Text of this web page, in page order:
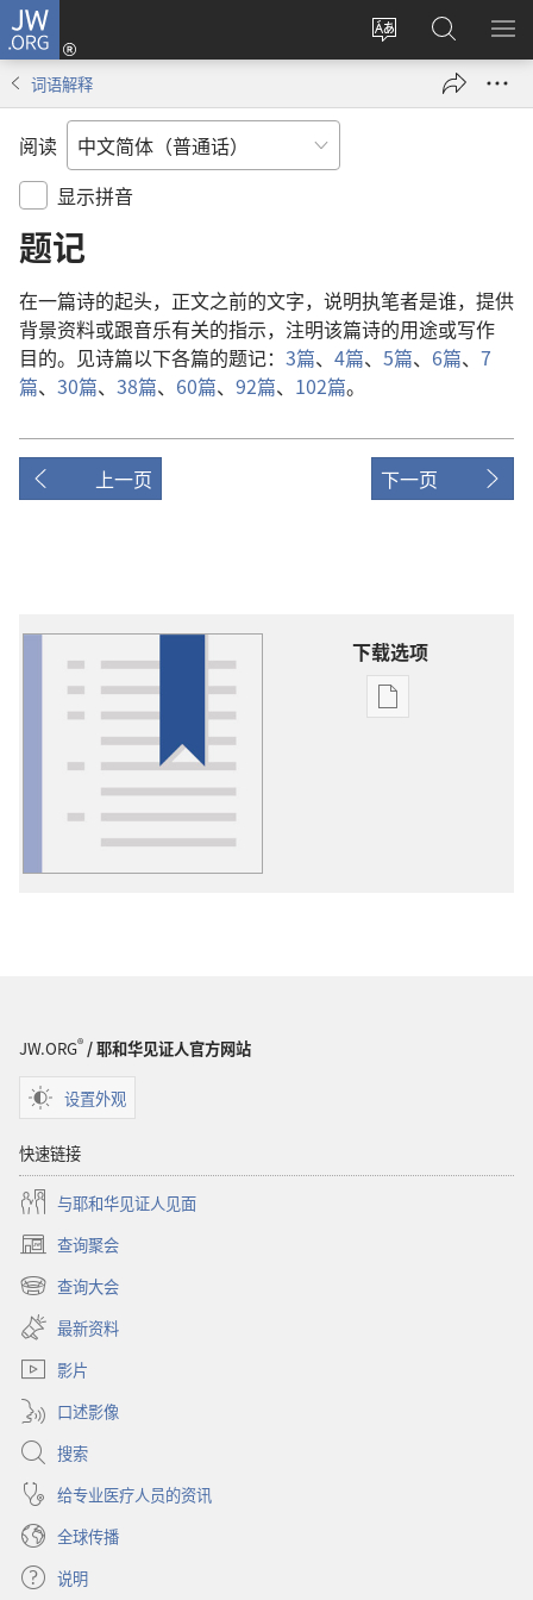
JW.ORG
更
登
录
（打
搜
索
JW.ORG
显
词语解释
阅读
显示拼音
题记
在一篇诗的起头， 正文之前的文字， 说明执笔者是谁， 提供
背景资料或跟音乐有关的指示， 注明该篇诗的用途或写作
目的。 见诗篇以下各篇的题记： 3篇、 4篇、 5篇、 6篇、 7
篇、 30篇、 38篇、 60篇、 92篇、 102篇。
上一页 下一页
下载选项
出
JW.ORG®/ 耶和华见证人官方网站
设置外观
快速链接
与耶和华见证人见面
查询聚会
（打
开
新
窗
口）
查询大会
（打
开
新
窗
最新资料
影片
口述影像
搜索
给专业医疗人员的资讯
全球传播
说明